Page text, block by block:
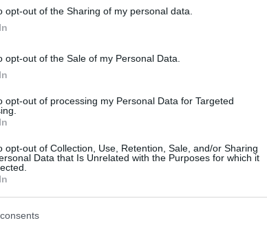
opt-out of the Sharing of my personal data.
opt-out of the Sale of my Personal Data.
opt-out of processing my Personal Data for Targeted
opt-out of Collection, Use, Retention, Sale, and/or Sharing
Data that Is Unrelated with the Purposes for which it